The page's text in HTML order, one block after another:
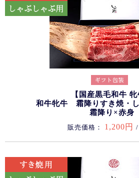
【国産黒毛和牛 牝
和牛牝牛 霜降りすき焼・
霜降り×赤身
販売価格： 1,200円 /